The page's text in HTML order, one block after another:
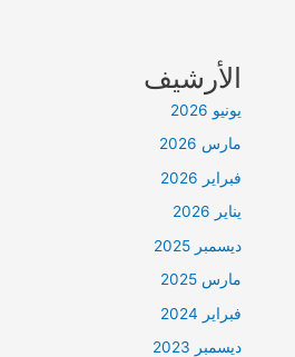
الأرشيف
يونيو 2026
مارس 2026
فبراير 2026
يناير 2026
ديسمبر 2025
مارس 2025
فبراير 2024
ديسمبر 2023